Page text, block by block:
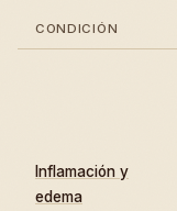
CONDICIÓN
Inflamación y
edema